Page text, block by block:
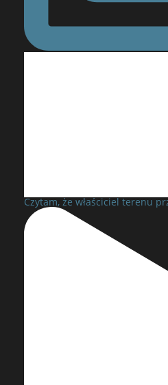
Czytam, że właściciel terenu